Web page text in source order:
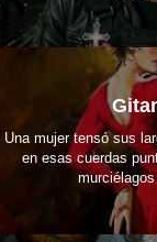
Una mujer tensó sus
en esas cuerdas